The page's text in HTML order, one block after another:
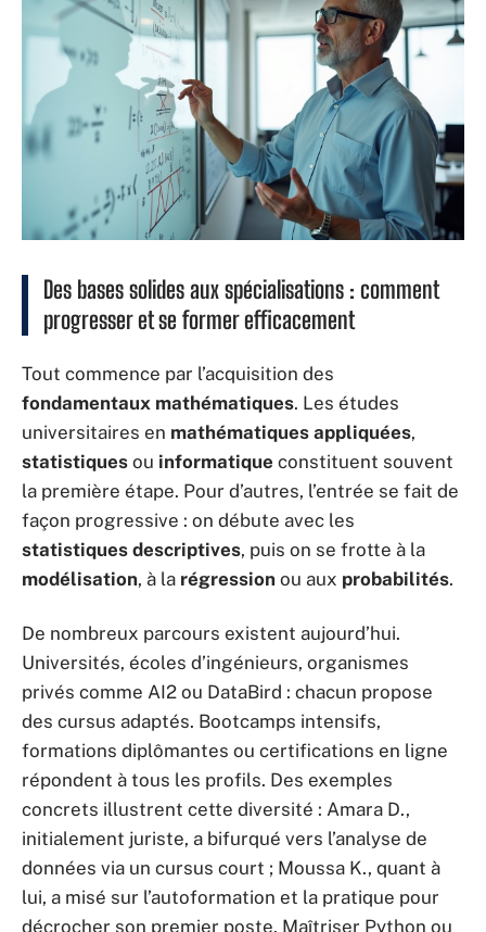
Des bases solides aux spécialisations : comment
progresser et se former efficacement
Tout commence par l’acquisition des
fondamentaux mathématiques. Les études
universitaires en mathématiques appliquées,
statistiques ou informatique constituent souvent
la première étape. Pour d’autres, l’entrée se fait de
façon progressive : on débute avec les
statistiques descriptives, puis on se frotte à la
modélisation, à la régression ou aux probabilités.
De nombreux parcours existent aujourd’hui.
Universités, écoles d’ingénieurs, organismes
privés comme AI2 ou DataBird : chacun propose
des cursus adaptés. Bootcamps intensifs,
formations diplômantes ou certifications en ligne
répondent à tous les profils. Des exemples
concrets illustrent cette diversité : Amara D.,
initialement juriste, a bifurqué vers l’analyse de
données via un cursus court ; Moussa K., quant à
lui, a misé sur l’autoformation et la pratique pour
décrocher son premier poste. Maîtriser Python ou